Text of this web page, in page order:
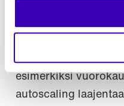
esimerkiksi
autoscaling